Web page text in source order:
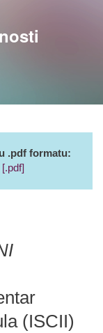
.pdf formatu:
(ISCII)